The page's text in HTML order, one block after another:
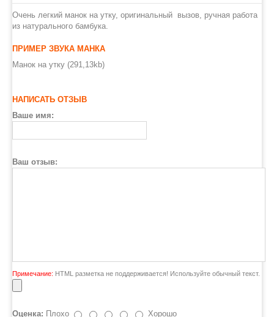
Очень легкий манок на утку, оригинальный вызов, ручная работа
из натурального бамбука.
ПРИМЕР ЗВУКА МАНКА
Манок на утку (291,13kb)
НАПИСАТЬ ОТЗЫВ
Ваше имя:
Ваш отзыв:
Примечание: HTML разметка не поддерживается! Используйте обычный текст.
Оценка: Плохо Хорошо